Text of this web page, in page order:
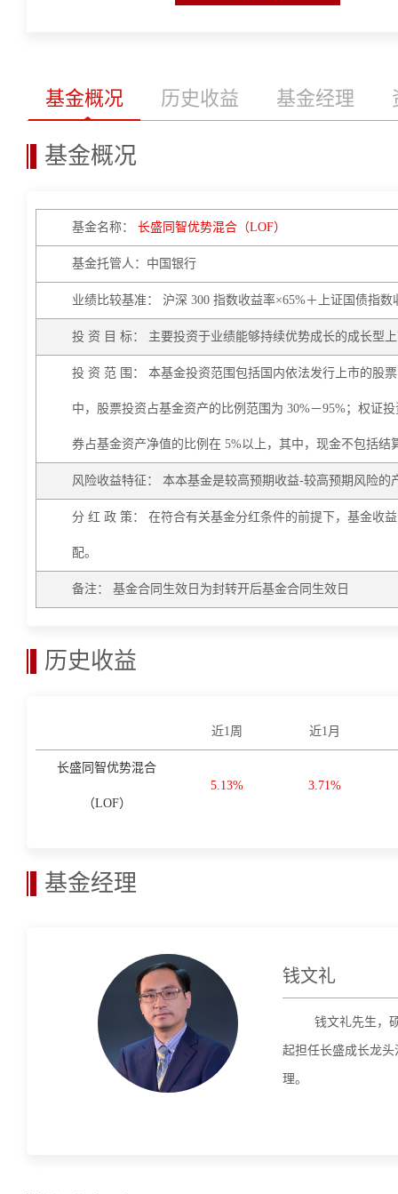
基金概况 历史收益 基金经理
基金概况
基金名称： 长盛同智优势混合（LOF）
基金托管人：中国银行
业绩比较基准： 沪深 300 指数收益率×65%＋上证国债指
投 资 目 标： 主要投资于业绩能够持续优势成长的成长型
投 资 范 围： 本基金投资范围包括国内依法发行上市的股
中，股票投资占基金资产的比例范围为 30%－95%；权证
券占基金资产净值的比例在 5%以上，其中，现金不包括
风险收益特征： 本本基金是较高预期收益-较高预期风险
分 红 政 策： 在符合有关基金分红条件的前提下，基金收
配。
备注： 基金合同生效日为封转开后基金合同生效日
历史收益
近1周 近1月
长盛同智优势混合
（LOF）
5.13% 3.71%
基金经理
钱文礼
钱文礼先生，
起担任长盛成长龙
理。